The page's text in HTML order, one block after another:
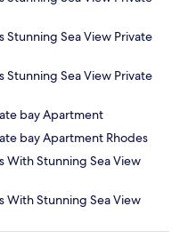
Stunning Sea View Private
Stunning Sea View Private
bay Apartment
bay Apartment Rhodes
With Stunning Sea View
With Stunning Sea View